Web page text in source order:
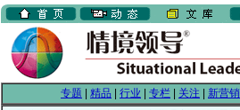
专题 精品 行业 专栏 关注 新营销